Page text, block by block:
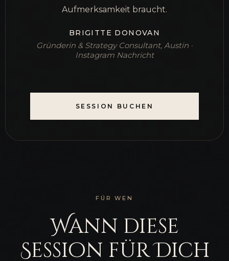
Aufmerksamkeit braucht.
BRIGITTE DONOVAN
Gründerin & Strategy Consultant, Austin ·
Instagram Nachricht
SESSION BUCHEN
FÜR WEN
Wann diese
Session für Dich